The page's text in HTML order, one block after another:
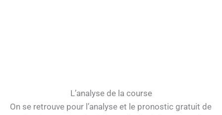
L’analyse de la course
On se retrouve pour l’analyse et le pronostic gratuit de